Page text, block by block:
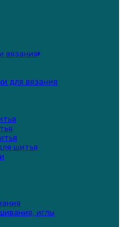
вязания
для вязания
шитья
иглы